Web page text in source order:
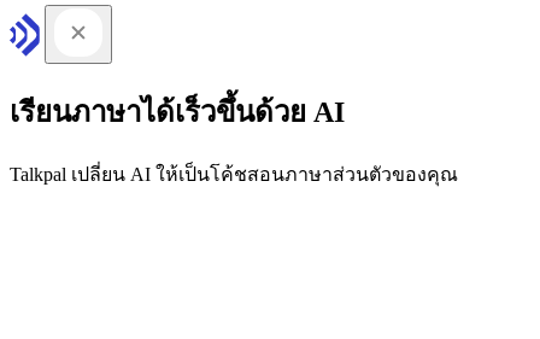
เรียนภาษาได้เร็วขึ้นด้วย AI
Talkpal เปลี่ยน AI ให้เป็นโค้ชสอนภาษาส่วนตัวของคุณ